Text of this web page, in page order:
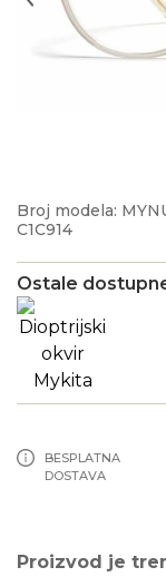
Broj modela:
C1C914
Ostale
BESPLATNA
DOSTAVA
Proizvod je